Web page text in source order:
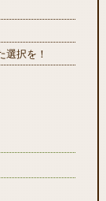
選択を！